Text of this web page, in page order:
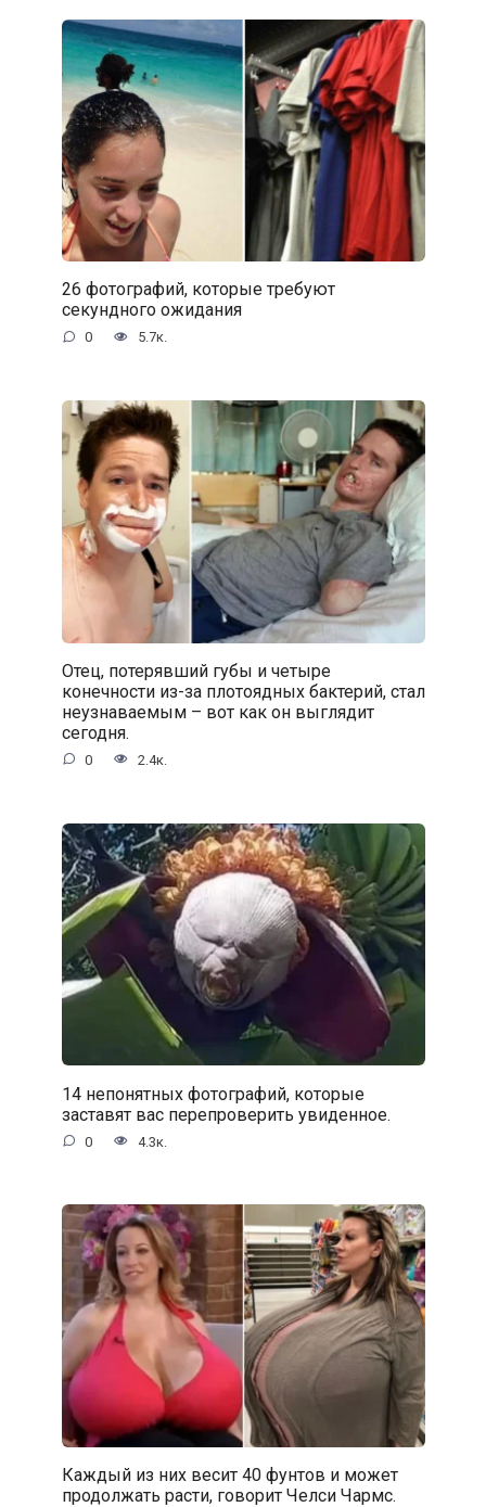
26 фотографий, которые требуют
секундного ожидания
0 5.7к.
Отец, потерявший губы и четыре
конечности из-за плотоядных бактерий, стал
неузнаваемым – вот как он выглядит
сегодня.
0 2.4к.
14 непонятных фотографий, которые
заставят вас перепроверить увиденное.
0 4.3к.
Каждый из них весит 40 фунтов и может
продолжать расти, говорит Челси Чармс.